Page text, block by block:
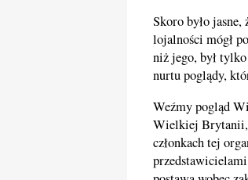
Skoro było
lojalności mógł
niż jego, był
nurtu poglądy,
Weźmy pogląd
Wielkiej Brytanii,
członkach tej